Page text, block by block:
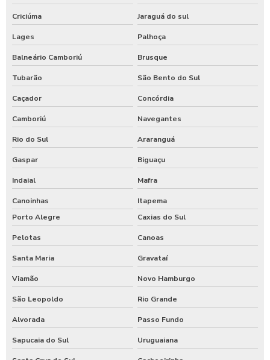
Criciúma Jaraguá do sul
Lages Palhoça
Balneário Camboriú Brusque
Tubarão São Bento do Sul
Caçador Concórdia
Camboriú Navegantes
Rio do Sul Araranguá
Gaspar Biguaçu
Indaial Mafra
Canoinhas
Itapema
Porto Alegre
Caxias do Sul
Pelotas Canoas
Santa Maria Gravataí
Viamão Novo Hamburgo
São Leopoldo Rio Grande
Alvorada Passo Fundo
Sapucaia do Sul Uruguaiana